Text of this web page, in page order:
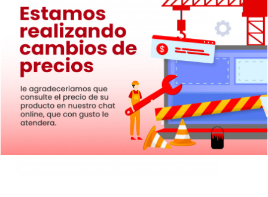
Transferencia de datos profesional en Chile
Software de migración para PC en Chile
Herramienta de copia de seguridad de archivos
Facilidad en la transferencia de datos con EaseUS
Transferencia de archivos mensual en PC
Migración de datos entre computadoras en Chile
Software de transferencia de datos confiable
Facilita la migración de datos en Chile
Herramienta de copia de archivos mensual